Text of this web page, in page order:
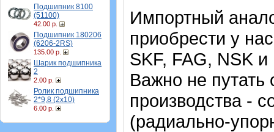
Подшипник 8100
(51100)
42.00 р.
Подшипник 180206
(6206-2RS)
135.00 р.
Шарик подшипника
2
2.00 р.
Ролик подшипника
2*9,8 (2х10)
6.00 р.
Импортный
приобрести у
SKF, FAG, NSK
Важно не путать
производства -
(радиально-